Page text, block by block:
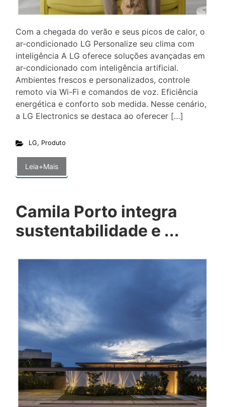
Com a chegada do verão e seus picos de calor, o
ar-condicionado LG Personalize seu clima com
inteligência A LG oferece soluções avançadas em
ar-condicionado com inteligência artificial.
Ambientes frescos e personalizados, controle
remoto via Wi-Fi e comandos de voz. Eficiência
energética e conforto sob medida. Nesse cenário,
a LG Electronics se destaca ao oferecer […]
LG, Produto
Leia+Mais
Camila Porto integra
sustentabilidade e ...